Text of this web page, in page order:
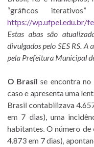
“gráficos
https://wp.ufpel.edu.br/
Estas abas são
divulgados pelo SES RS. A
pela Prefeitura Municipal
O Brasilse encontra no
caso e apresenta uma
Brasil contabilizava
em 7 dias), uma
habitantes. O número
4.873 em 7 dias),